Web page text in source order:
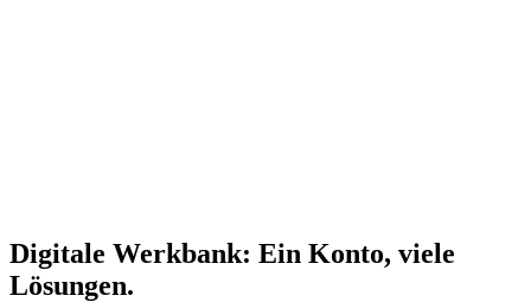
Digitale Werkbank: Ein Konto, viele
Lösungen.